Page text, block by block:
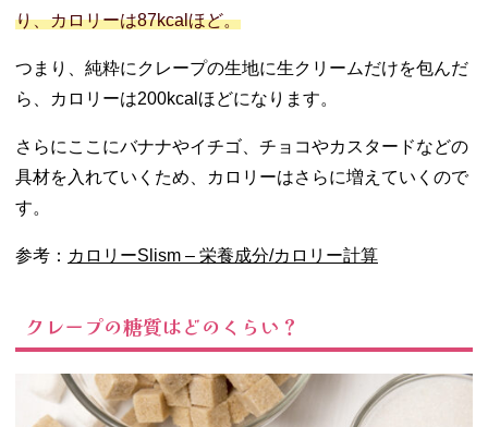
り、カロリーは87kcalほど。
つまり、純粋にクレープの生地に生クリームだけを包んだ
ら、カロリーは200kcalほどになります。
さらにここにバナナやイチゴ、チョコやカスタードなどの
具材を入れていくため、カロリーはさらに増えていくので
す。
参考： カロリーSlism – 栄養成分/カロリー計算
クレープの糖質はどのくらい？